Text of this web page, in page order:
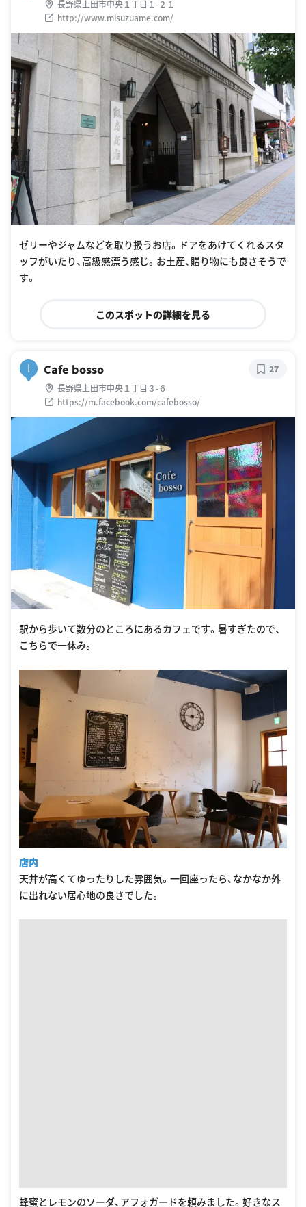
長野県上田市中央１丁目１-２１
http://www.misuzuame.com/
ゼリーやジャムなどを取り扱うお店。ドアをあけてくれるスタ
ッフがいたり、高級感漂う感じ。お土産、贈り物にも良さそうで
す。
このスポットの詳細を見る
I Cafe bosso
長野県上田市中央１丁目３-６
https://m.facebook.com/cafebosso/
27
駅から歩いて数分のところにあるカフェです。暑すぎたので、
こちらで一休み。
店内
天井が高くてゆったりした雰囲気。一回座ったら、なかなか外
に出れない居心地の良さでした。
蜂蜜とレモンのソーダ、アフォガードを頼みました。好きなス